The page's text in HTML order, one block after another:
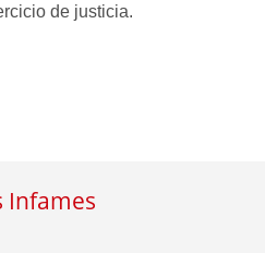
de justicia.
Infames